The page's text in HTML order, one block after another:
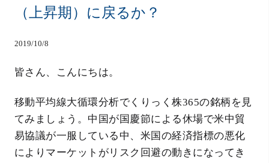
（上昇期）に戻るか？
2019/10/8
皆さん、こんにちは。
移動平均線大循環分析でくりっく株365の銘柄を見
てみましょう。中国が国慶節による休場で米中貿
易協議が一服している中、米国の経済指標の悪化
によりマーケットがリスク回避の動きになってき